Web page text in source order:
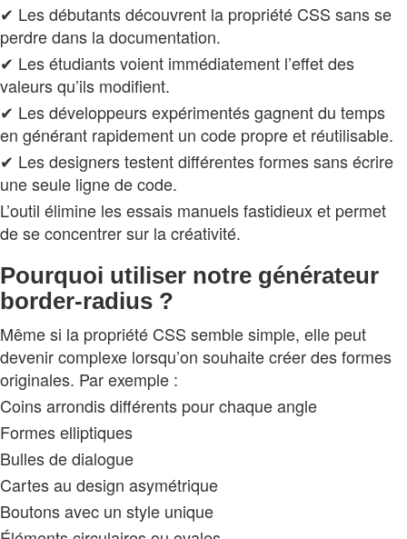
✔ Les débutants découvrent la propriété CSS sans se
perdre dans la documentation.
✔ Les étudiants voient immédiatement l’effet des
valeurs qu’ils modifient.
✔ Les développeurs expérimentés gagnent du temps
en générant rapidement un code propre et réutilisable.
✔ Les designers testent différentes formes sans écrire
une seule ligne de code.
L’outil élimine les essais manuels fastidieux et permet
de se concentrer sur la créativité.
Pourquoi utiliser notre générateur
border-radius ?
Même si la propriété CSS semble simple, elle peut
devenir complexe lorsqu’on souhaite créer des formes
originales. Par exemple :
Coins arrondis différents pour chaque angle
Formes elliptiques
Bulles de dialogue
Cartes au design asymétrique
Boutons avec un style unique